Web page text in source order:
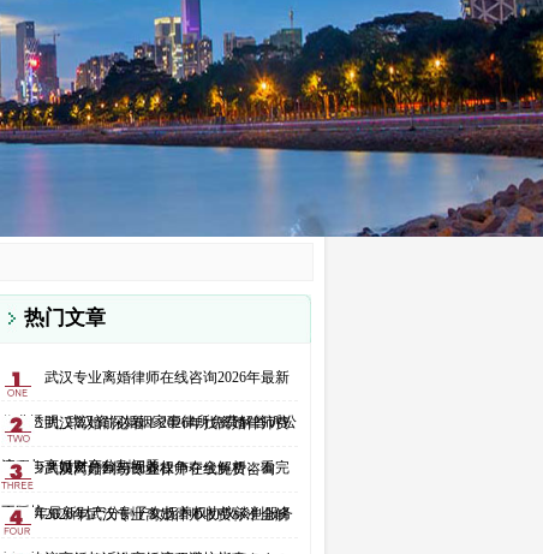
热门文章
武汉专业离婚律师在线咨询2026年最新
收费透明_武汉资深婚姻家事律所免费解答诉讼
流程与离婚财产分割问题
武汉离婚前必看！2026年找离婚律师费
用多少？财产分割与抚养权争夺全解析，看完
不踩坑
武汉离婚纠纷专业律师在线免费咨询
2026 年最新财产分割子女抚养权协议谈判服务
2026年武汉专业离婚律师收费标准全解